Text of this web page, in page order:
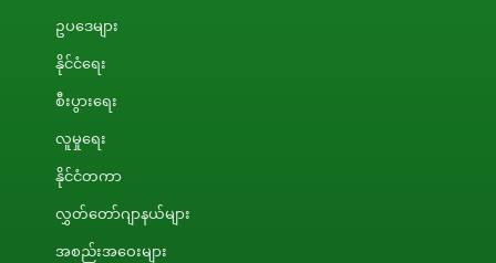
ဥပဒေများ
နိုင်ငံရေး
စီးပွားရေး
လူမှုရေး
နိုင်ငံတကာ
လွှတ်တော်ဂျာနယ်များ
အစည်းအဝေးများ